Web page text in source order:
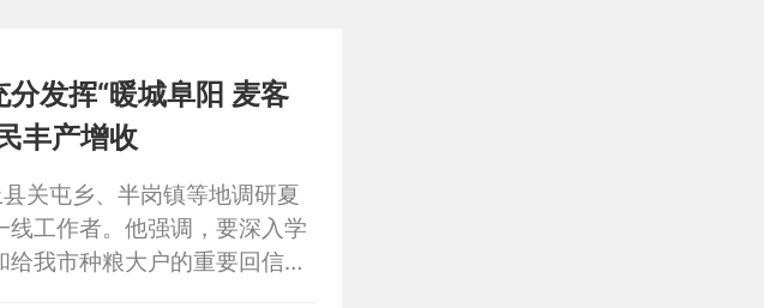
发挥“暖城阜阳 麦客
丰产增收
关屯乡、半岗镇等地调研夏
工作者。他强调，要深入学
我市种粮大户的重要回信精